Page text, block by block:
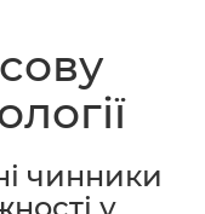
чинники